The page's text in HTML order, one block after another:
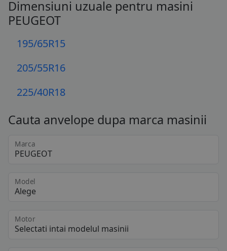
Dimensiuni uzuale pentru masini
PEUGEOT
195/65R15
205/55R16
225/40R18
Cauta anvelope dupa marca masinii
Marca
Model
Motor